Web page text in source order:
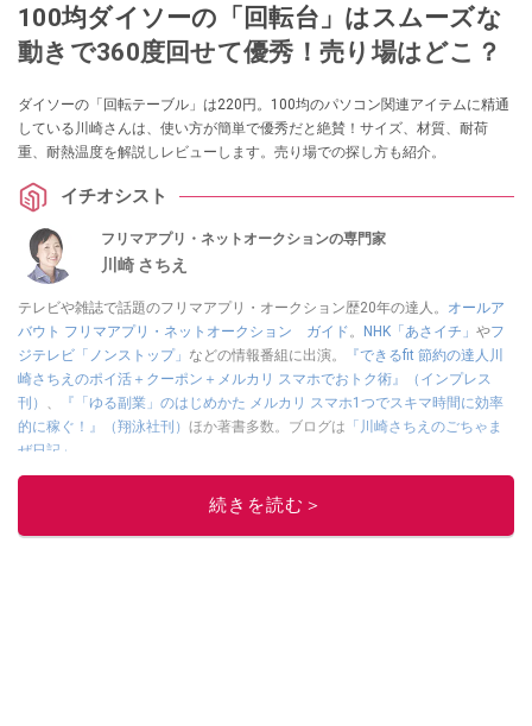
100均ダイソーの「回転台」はスムーズな
動きで360度回せて優秀！売り場はどこ？
ダイソーの「回転テーブル」は220円。100均のパソコン関連アイテムに精通
している川崎さんは、使い方が簡単で優秀だと絶賛！サイズ、材質、耐荷
重、耐熱温度を解説しレビューします。売り場での探し方も紹介。
イチオシスト
フリマアプリ・ネットオークションの専門家
川崎 さちえ
テレビや雑誌で話題のフリマアプリ・オークション歴20年の達人。 オールア
バウト フリマアプリ・ネットオークション ガイド。 NHK「あさイチ」 やフ
ジテレビ「ノンストップ」 などの情報番組に出演。
『できるfit 節約の達人川
崎さちえのポイ活＋クーポン＋メルカリ スマホでおトク術』（インプレス
刊） 、
『「ゆる副業」のはじめかた メルカリ スマホ1つでスキマ時間に効率
的に稼ぐ！』（翔泳社刊） ほか著書多数。ブログは 「川崎さちえのごちゃま
ぜ日記」
■経歴：2003年、夫が子育てをするために、突然会社を辞める。翌月からの
給料が０円になり、家にいながら、しかも空いた時間でできるオークション
続きを読む＞